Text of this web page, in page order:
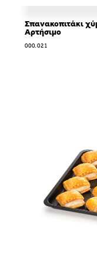
Σπανακοπιτάκι
Αρτήσιμο
000.021